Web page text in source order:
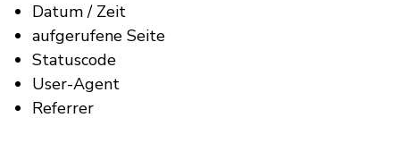
Datum / Zeit
aufgerufene Seite
Statuscode
User-Agent
Referrer